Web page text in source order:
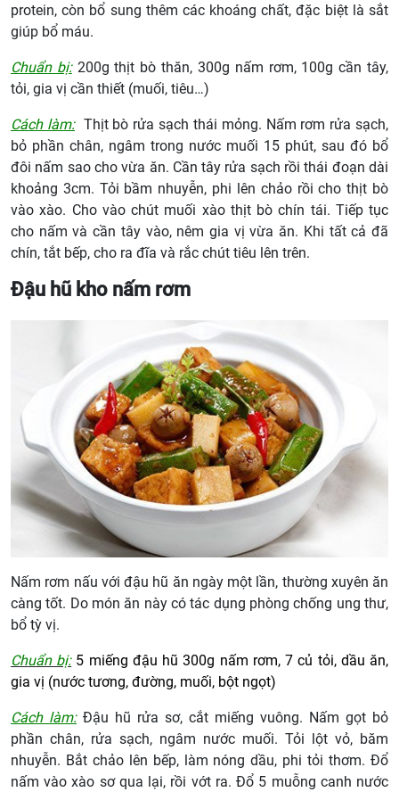
protein, còn bổ sung thêm các khoáng chất, đặc biệt là sắt
giúp bổ máu.
Chuẩn bị:200g thịt bò thăn, 300g nấm rơm, 100g cần tây,
tỏi, gia vị cần thiết (muối, tiêu…)
Cách làm:Thịt bò rửa sạch thái mỏng. Nấm rơm rửa sạch,
bỏ phần chân, ngâm trong nước muối 15 phút, sau đó bổ
đôi nấm sao cho vừa ăn. Cần tây rửa sạch rồi thái đoạn dài
khoảng 3cm. Tỏi bầm nhuyễn, phi lên chảo rồi cho thịt bò
vào xào. Cho vào chút muối xào thịt bò chín tái. Tiếp tục
cho nấm và cần tây vào, nêm gia vị vừa ăn. Khi tất cả đã
chín, tắt bếp, cho ra đĩa và rắc chút tiêu lên trên.
Đậu hũ kho nấm rơm
Nấm rơm nấu với đậu hũ ăn ngày một lần, thường xuyên ăn
càng tốt. Do món ăn này có tác dụng phòng chống ung thư,
bổ tỳ vị.
Chuẩn bị: 5 miếng đậu hũ 300g nấm rơm, 7 củ tỏi, dầu ăn,
gia vị (nước tương, đường, muối, bột ngọt)
Cách làm:Đậu hũ rửa sơ, cắt miếng vuông. Nấm gọt bỏ
phần chân, rửa sạch, ngâm nước muối. Tỏi lột vỏ, băm
nhuyễn. Bắt chảo lên bếp, làm nóng dầu, phi tỏi thơm. Đổ
nấm vào xào sơ qua lại, rồi vớt ra. Đổ 5 muỗng canh nước